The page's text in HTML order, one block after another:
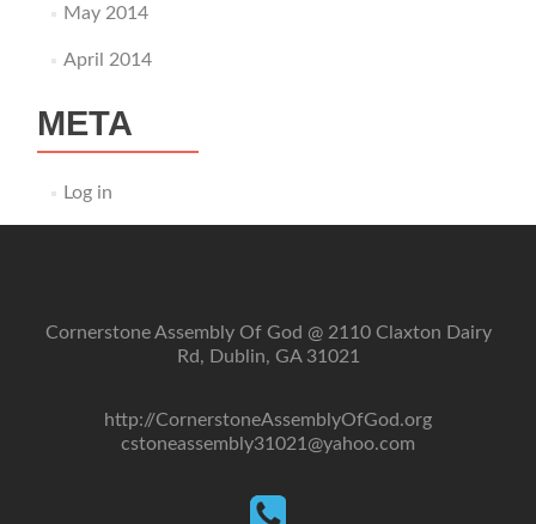
May 2014
April 2014
META
Log in
Cornerstone Assembly Of God @ 2110 Claxton Dairy
Rd, Dublin, GA 31021
http://CornerstoneAssemblyOfGod.org
cstoneassembly31021@yahoo.com